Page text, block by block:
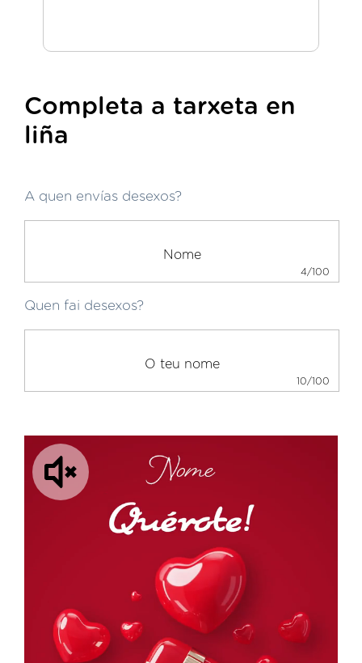
Completa a tarxeta en
liña
A quen envías desexos?
4/100
Quen fai desexos?
10/100